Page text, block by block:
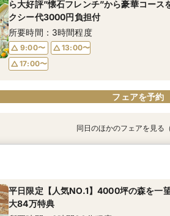
9:00〜
13:00〜
17:00〜
9:00〜
13:00〜
17:00〜
9:00〜
13:00〜
17:00〜
9:00〜
13:00〜
17:00〜
9:00〜
13:00〜
17:00〜
ら大好評”懐石フレンチ”から豪華コー
クシー代3000円負担付
所要時間：3時間程度
9:00〜
13:00〜
17:00〜
フェアを予約
＼2027年内★先行予約スタート／準備
所要時間：2時間30分程度
9:00〜
＼初見学におすすめ／おもてなし料理
所要時間：3時間程度
9:00〜
【料理重視必見】ゲスト想いの懐石フ
所要時間：3時間程度
9:00〜
＜20～39名限定＞少人数・家族婚限定
所要時間：3時間程度
9:00〜
【マイナビ限定☆最大84万円ご優待】
食付★ドレス優待チケット付フェア
所要時間：3時間程度
同日のほかのフェアを見る
平日限定【人気NO.1】4000坪の森を一
大84万特典